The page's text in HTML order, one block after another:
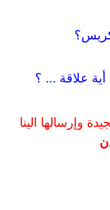
أية علاقة ... ؟
وإرسالها الينا